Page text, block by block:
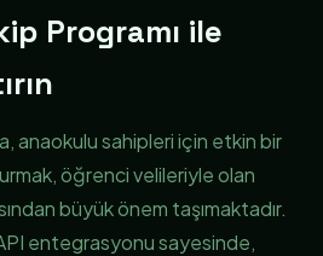
Programı ile
anaokulu sahipleri için etkin bir
öğrenci velileriyle olan
büyük önem taşımaktadır.
entegrasyonu sayesinde,